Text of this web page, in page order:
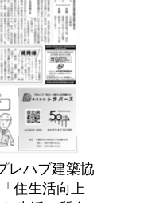
レハブ建築協
住生活向上